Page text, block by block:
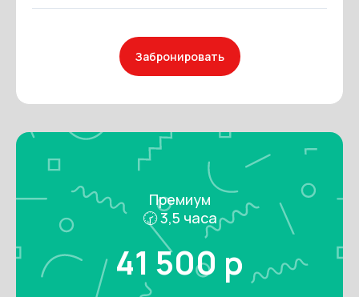
Забронировать
Премиум
🕝 3,5 часа
41 500 р